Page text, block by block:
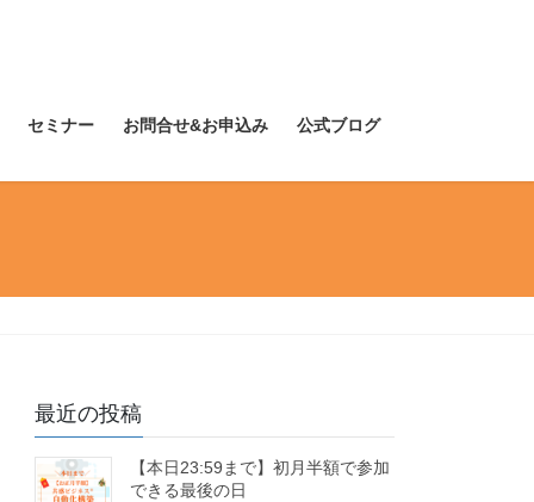
セミナー お問合せ&お申込み 公式ブログ
最近の投稿
【本日23:59まで】初月半額で参加
できる最後の日